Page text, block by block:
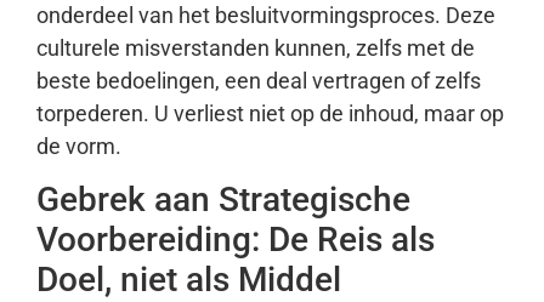
onderdeel van het besluitvormingsproces. Deze
culturele misverstanden kunnen, zelfs met de
beste bedoelingen, een deal vertragen of zelfs
torpederen. U verliest niet op de inhoud, maar op
de vorm.
Gebrek aan Strategische
Voorbereiding: De Reis als
Doel, niet als Middel